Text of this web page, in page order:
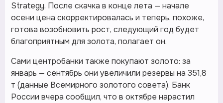
Strategy. После скачка в конце лета — начале
осени цена скорректировалась и теперь, похоже,
готова возобновить рост, следующий год будет
благоприятным для золота, полагает он.
Сами центробанки также покупают золото: за
январь — сентябрь они увеличили резервы на 351,8
т (данные Всемирного золотого совета). Банк
России вчера сообщил, что в октябре нарастил